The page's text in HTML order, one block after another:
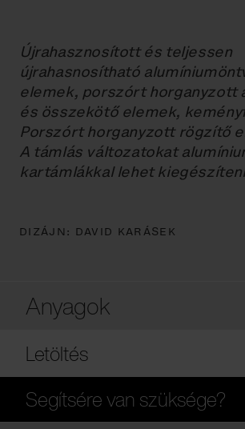
Újrahasznosított és teljessen
újrahasnosítható
elemek, porszórt horganyzott
és összekötő elemek,
Porszórt horganyzott rögzítő
A támlás változatokat
kartámlákkal lehet
DIZÁJN: DAVID KARÁSEK
Anyagok
Letöltés
Segítsére van szüksége?